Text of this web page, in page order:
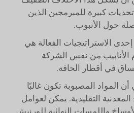
0.062 بوصة تحديات كبيرة للمبرمجين الذين
حول الأنبوب.
الاستراتيجيات الفعالة هي
من نفس الشركة
في أقطار الحافة.
المواد المصبوبة تكون غالبًا
التقليدية. يمكن لعوامل